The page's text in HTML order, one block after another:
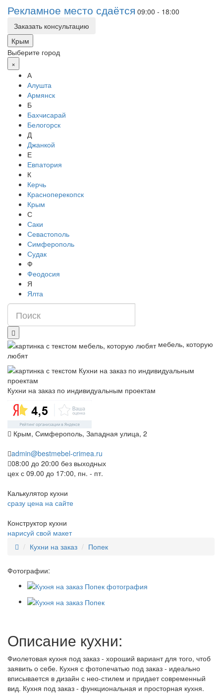
Рекламное место сдаётся 09:00 - 18:00
Заказать консультацию
Крым
Выберите город
×
А
Алушта
Армянск
Б
Бахчисарай
Белогорск
Д
Джанкой
Е
Евпатория
К
Керчь
Красноперекопск
Крым
С
Саки
Севастополь
Симферополь
Судак
Ф
Феодосия
Я
Ялта
мебель, которую
любят
Кухни на заказ по индивидуальным проектам
Крым, Симферополь, Западная улица, 2
admin@bestmebel-crimea.ru
08:00 до 20:00 без выходных
цех с 09.00 до 17:00, пн. - пт.
Калькулятор кухни
сразу цена на сайте
Конструктор кухни
нарисуй свой макет
Кухни на заказ
Попек
Фотографии:
Описание кухни:
Фиолетовая кухня под заказ - хороший вариант для того, чтоб
заявить о себе. Кухня с фотопечатью под заказ - идеально
вписывается в дизайн с нео-стилем и придает современный
вид. Кухня под заказ - функциональная и просторная кухня.